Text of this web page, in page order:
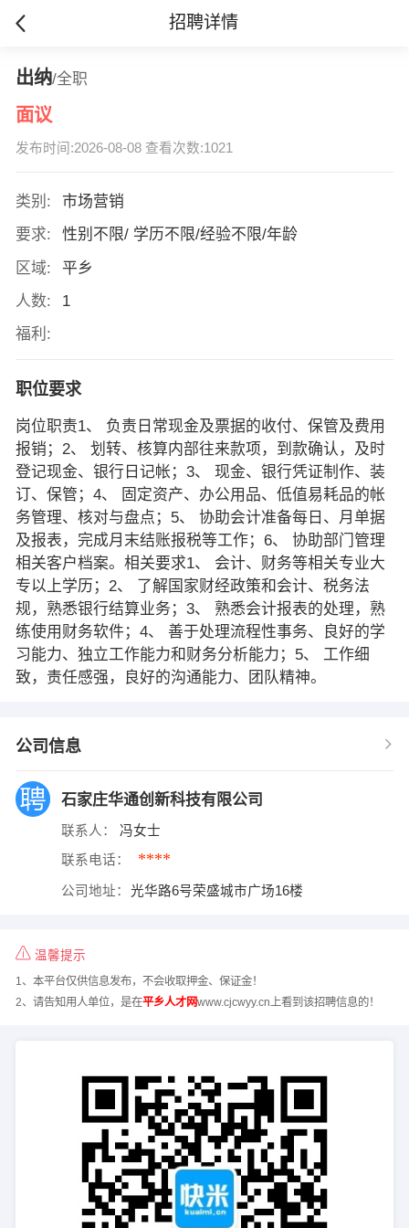
招聘详情
出纳/全职
面议
发布时间:2026-08-08 查看次数:1021
类别:
市场营销
要求:
性别不限/ 学历不限/经验不限/年龄
区域:
平乡
人数:
1
福利:
职位要求
岗位职责1、 负责日常现金及票据的收付、保管及费用
报销；2、 划转、核算内部往来款项，到款确认，及时
登记现金、银行日记帐；3、 现金、银行凭证制作、装
订、保管；4、 固定资产、办公用品、低值易耗品的帐
务管理、核对与盘点；5、 协助会计准备每日、月单据
及报表，完成月末结账报税等工作；6、 协助部门管理
相关客户档案。相关要求1、 会计、财务等相关专业大
专以上学历；2、 了解国家财经政策和会计、税务法
规，熟悉银行结算业务；3、 熟悉会计报表的处理，熟
练使用财务软件；4、 善于处理流程性事务、良好的学
习能力、独立工作能力和财务分析能力；5、 工作细
致，责任感强，良好的沟通能力、团队精神。
公司信息
石家庄华通创新科技有限公司
联系人： 冯女士
联系电话： ****
公司地址： 光华路6号荣盛城市广场16楼
温馨提示
1、本平台仅供信息发布，不会收取押金、保证金！
2、请告知用人单位，是在平乡人才网www.cjcwyy.cn上看到该招聘信息的！